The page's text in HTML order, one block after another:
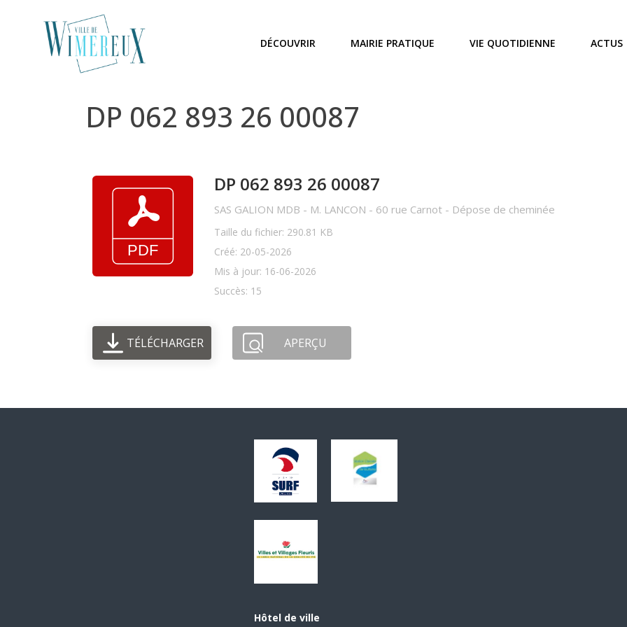
DÉCOUVRIR MAIRIE PRATIQUE VIE QUOTIDIENNE ACTUS
DP 062 893 26 00087
DP 062 893 26 00087
SAS GALION MDB - M. LANCON - 60 rue Carnot - Dépose de cheminée
Taille du fichier: 290.81 KB
Créé: 20-05-2026
Mis à jour: 16-06-2026
Succès: 15
TÉLÉCHARGER APERÇU
Hôtel de ville